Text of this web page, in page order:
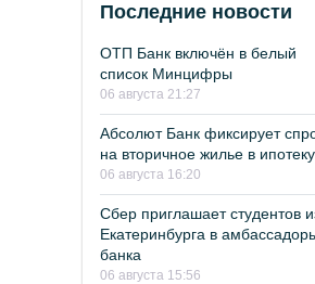
Последние новости
ОТП Банк включён в белый
список Минцифры
06 августа 21:27
Абсолют Банк фиксирует
на вторичное жилье в ипотеку
06 августа 16:20
Сбер приглашает студентов
Екатеринбурга в
банка
06 августа 15:56